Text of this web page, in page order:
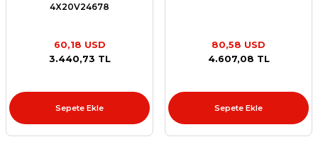
4X20V24678
60,18 USD
3.440,73 TL
Sepete Ekle
80,58 USD
4.607,08 TL
Sepete Ekle